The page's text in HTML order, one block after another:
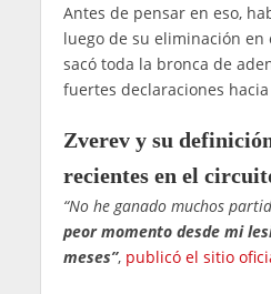
Antes de pensar en eso,
luego de su eliminación
sacó toda la bronca de
fuertes declaraciones
Zverev y su
recientes en el
“No he ganado muchos
peor momento desde mi
meses”, publicó el sitio